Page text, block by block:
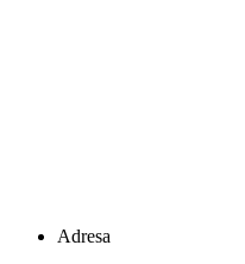
Adresa